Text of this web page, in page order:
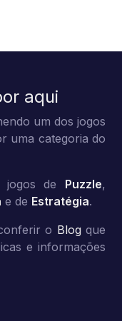
aqui
um dos jogos
uma categoria do
jogos de Puzzle,
e de Estratégia.
o Blog que
e informações